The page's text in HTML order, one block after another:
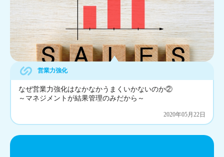
営業力強化
なぜ営業力強化はなかなかうまくいかないのか②
～マネジメントが結果管理のみだから～
2020年05月22日